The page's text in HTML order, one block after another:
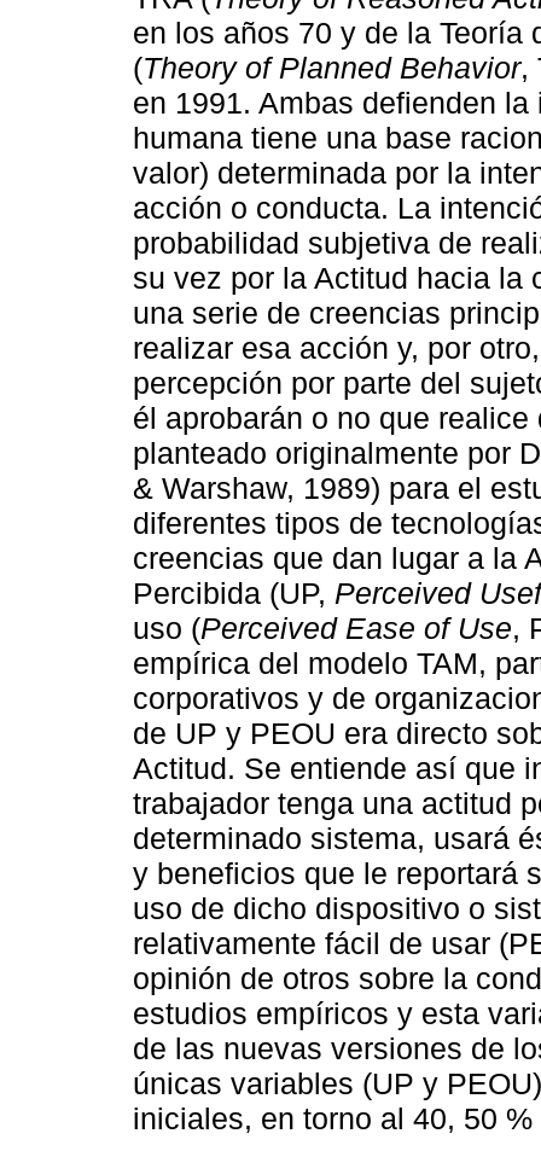
en los años 70 y de la Teoría
(Theory of Planned Behavior,
en 1991. Ambas defienden
humana tiene una base
valor) determinada por la
acción o conducta. La
probabilidad subjetiva de
su vez por la Actitud hacia la
una serie de creencias
realizar esa acción y, por
percepción por parte del
él aprobarán o no que
planteado originalmente por
& Warshaw, 1989) para el
diferentes tipos de
creencias que dan lugar a la
Percibida (UP, Perceived
uso (Perceived Ease of Use,
empírica del modelo TAM,
corporativos y de
de UP y PEOU era directo
Actitud. Se entiende así que
trabajador tenga una actitud
determinado sistema, usará
y beneficios que le reportará
uso de dicho dispositivo o
relativamente fácil de usar
opinión de otros sobre la
estudios empíricos y esta
de las nuevas versiones de
únicas variables (UP y
iniciales, en torno al 40, 50